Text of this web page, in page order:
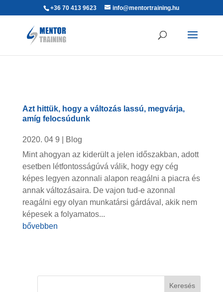
+36 70 413 9623 info@mentortraining.hu
Azt hittük, hogy a változás lassú, megvárja,
amíg felocsúdunk
2020. 04 9
Blog
Mint ahogyan az kiderült a jelen időszakban, adott
esetben létfontosságúvá válik, hogy egy cég
képes legyen azonnali alapon reagálni a piacra és
annak változásaira. De vajon tud-e azonnal
reagálni egy olyan munkatársi gárdával, akik nem
képesek a folyamatos...
bővebben